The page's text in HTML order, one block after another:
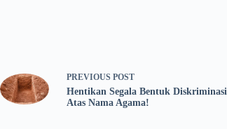
PREVIOUS POST
Hentikan Segala Bentuk Diskriminasi
Atas Nama Agama!